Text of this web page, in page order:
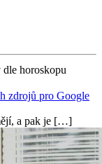
horoskopu
zdrojů pro Google
a pak je […]